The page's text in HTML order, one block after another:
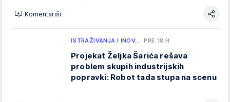
Komentariši
ISTRAŽIVANJA I INOV… PRE 18 H
Projekat Željka Šarića rešava
problem skupih industrijskih
popravki: Robot tada stupa na scenu